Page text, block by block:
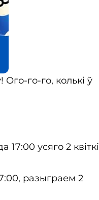
го-го, колькі ў
17:00 усяго 2 квіткі
разыграем 2